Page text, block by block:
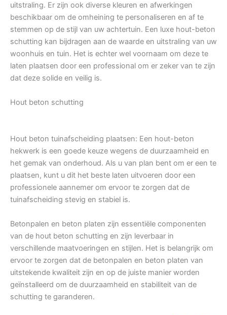
uitstraling. Er zijn ook diverse kleuren en afwerkingen
beschikbaar om de omheining te personaliseren en af te
stemmen op de stijl van uw achtertuin. Een luxe hout-beton
schutting kan bijdragen aan de waarde en uitstraling van uw
woonhuis en tuin. Het is echter wel voornaam om deze te
laten plaatsen door een professional om er zeker van te zijn
dat deze solide en veilig is.
Hout beton schutting
Hout beton tuinafscheiding plaatsen: Een hout-beton
hekwerk is een goede keuze wegens de duurzaamheid en
het gemak van onderhoud. Als u van plan bent om er een te
plaatsen, kunt u dit het beste laten uitvoeren door een
professionele aannemer om ervoor te zorgen dat de
tuinafscheiding stevig en stabiel is.
Betonpalen en beton platen zijn essentiële componenten
van de hout beton schutting en zijn leverbaar in
verschillende maatvoeringen en stijlen. Het is belangrijk om
ervoor te zorgen dat de betonpalen en beton platen van
uitstekende kwaliteit zijn en op de juiste manier worden
geïnstalleerd om de duurzaamheid en stabiliteit van de
schutting te garanderen.